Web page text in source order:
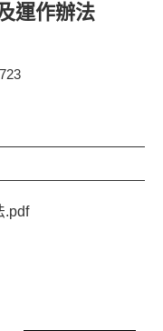
運作辦法
.pdf